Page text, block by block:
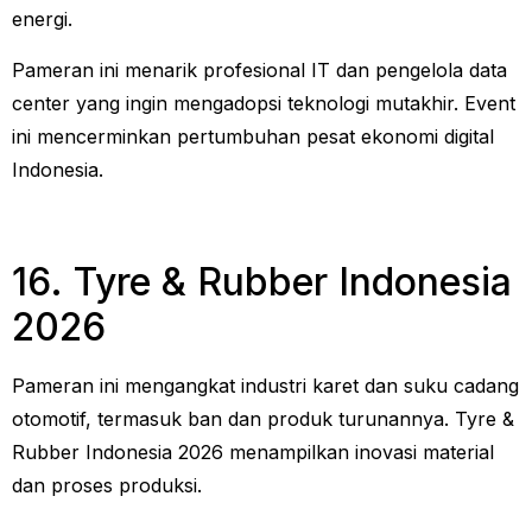
energi.
Pameran ini menarik profesional IT dan pengelola data
center yang ingin mengadopsi teknologi mutakhir. Event
ini mencerminkan pertumbuhan pesat ekonomi digital
Indonesia.
16. Tyre & Rubber Indonesia
2026
Pameran ini mengangkat industri karet dan suku cadang
otomotif, termasuk ban dan produk turunannya. Tyre &
Rubber Indonesia 2026 menampilkan inovasi material
dan proses produksi.